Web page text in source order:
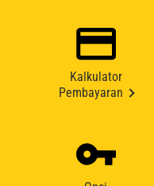
Kalkulator
Pembayaran